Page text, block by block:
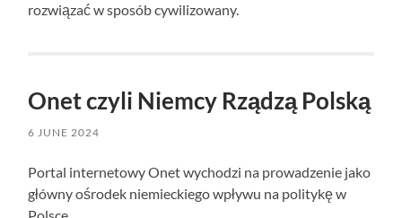
rozwiązać w sposób cywilizowany.
Onet czyli Niemcy Rządzą Polską
6 JUNE 2024
Portal internetowy Onet wychodzi na prowadzenie jako
główny ośrodek niemieckiego wpływu na politykę w